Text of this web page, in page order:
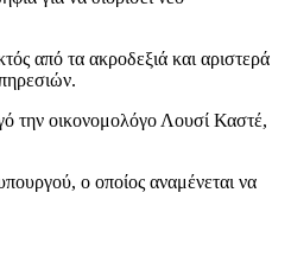
από τα ακροδεξιά και αριστερά
την οικονομολόγο Λουσί Καστέ,
ο οποίος αναμένεται να